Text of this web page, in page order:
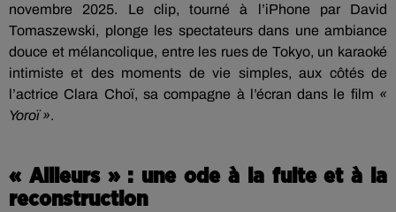
novembre 2025. Le clip, tourné à l’iPhone par David
Tomaszewski, plonge les spectateurs dans une ambiance
douce et mélancolique, entre les rues de Tokyo, un karaoké
intimiste et des moments de vie simples, aux côtés de
l’actrice Clara Choï, sa compagne à l’écran dans le film «
Yoroï ».
« Ailleurs » : une ode à la fuite et à la
reconstruction